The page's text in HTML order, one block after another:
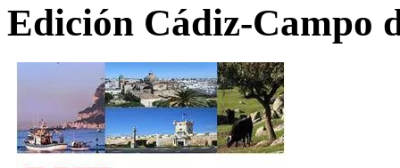
Edición Cádiz-Campo